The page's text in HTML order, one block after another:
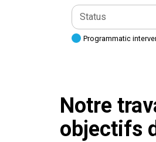
Status
Programmatic
Notre
objectifs